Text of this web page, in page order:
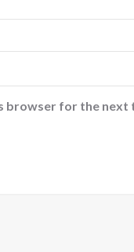
browser for the next